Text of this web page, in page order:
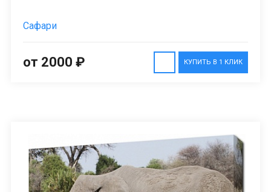
Сафари
КУПИТЬ В 1 КЛИК
от 2000 ₽